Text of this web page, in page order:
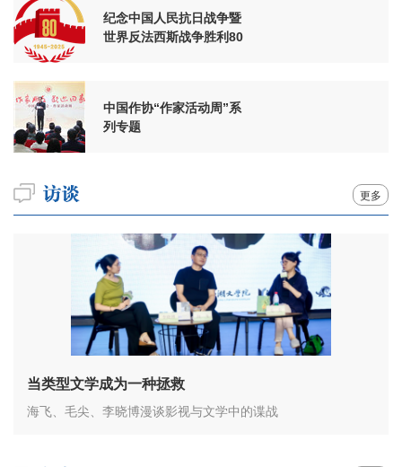
纪念中国人民抗日战争暨
世界反法西斯战争胜利80
中国作协“作家活动周”系
列专题
更多
当类型文学成为一种拯救
海飞、毛尖、李晓博漫谈影视与文学中的谍战